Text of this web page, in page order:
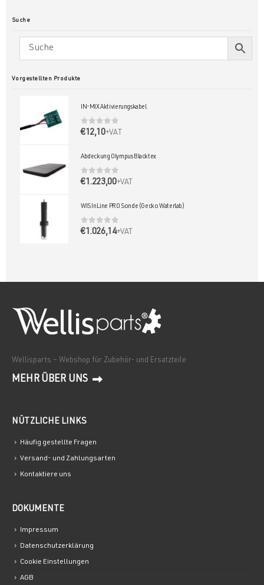
Suche
Vorgestellten Produkte
IN-MIX Aktivierungskabel
0out of 5
€12,10+VAT
Abdeckung Olympus Blacktex
0out of 5
€1.223,00+VAT
WIS InLine PRO Sonde (Gecko Waterlab)
0out of 5
€1.026,14+VAT
Wellisparts – Webshop für Zubehör- und Ersatzteile
MEHR ÜBER UNS
NÜTZLICHE LINKS
Häufig gestellte Fragen
Versand- und Zahlungsarten
Kontaktiere uns
DOKUMENTE
Impressum
Datenschutzerklärung
Cookie Einstellungen
AGB